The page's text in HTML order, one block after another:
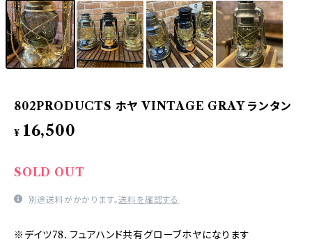
802PRODUCTS ホヤ VINTAGE GRAY ランタン
¥ 16,500
SOLD OUT
別途送料がかかります。送料を確認する
※デイツ78．フュアハンド共有グローブホヤになります